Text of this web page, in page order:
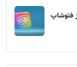
فتوشاپ